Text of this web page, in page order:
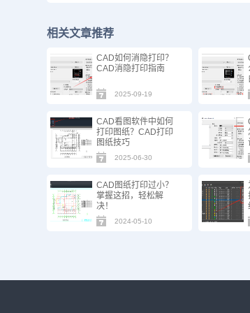
相关文章推荐
CAD如何消隐打印？
CAD消隐打印指南
2025-09-19
CAD看图软件中如何
打印图纸？CAD打印
图纸技巧
2025-06-30
CAD图纸打印过小？
掌握这招，轻松解
决！
2024-05-10